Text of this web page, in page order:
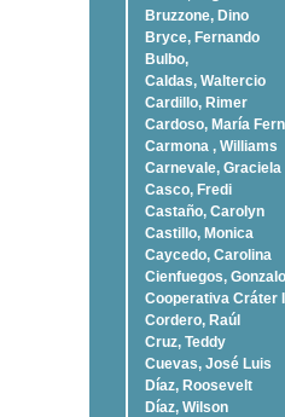
Bruzzone, Dino
Bryce, Fernando
Bulbo,
Caldas, Waltercio
Cardillo, Rimer
Cardoso, Marí­a
Carmona , Williams
Carnevale, Graciela
Casco, Fredi
Castaño, Carolyn
Castillo, Monica
Caycedo, Carolina
Cienfuegos, Gonzalo
Cooperativa Cráter
Cordero, Raúl
Cruz, Teddy
Cuevas, José Luis
Díaz, Roosevelt
Dí­az, Wilson